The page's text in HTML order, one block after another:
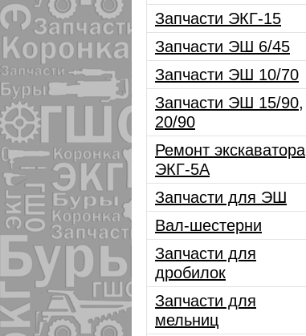
Запчасти ЭКГ-15
Запчасти ЭШ 6/45
Запчасти ЭШ 10/70
Запчасти ЭШ 15/90,
20/90
Ремонт экскаватора
ЭКГ-5А
Запчасти для ЭШ
Вал-шестерни
Запчасти для
дробилок
Запчасти для
мельниц